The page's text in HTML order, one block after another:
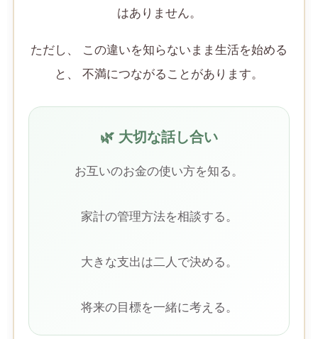
はありません。
ただし、 この違いを知らないまま生活を始める
と、 不満につながることがあります。
🌿 大切な話し合い
お互いのお金の使い方を知る。
家計の管理方法を相談する。
大きな支出は二人で決める。
将来の目標を一緒に考える。